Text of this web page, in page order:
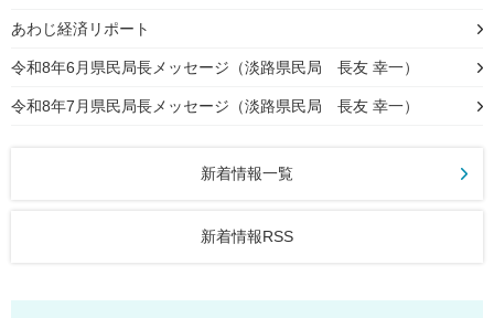
あわじ経済リポート
令和8年6月県民局長メッセージ（淡路県民局 長友 幸一）
令和8年7月県民局長メッセージ（淡路県民局 長友 幸一）
新着情報一覧
新着情報RSS